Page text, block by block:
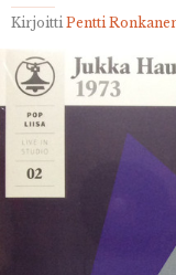
Kirjoitti Pentti